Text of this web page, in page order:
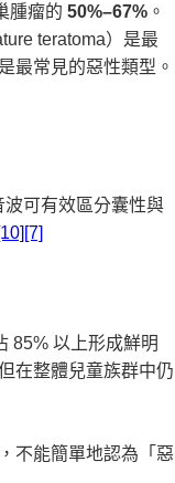
腫瘤的 50%–67% 。
teratoma）是最
最常見的惡性類型。
波可有效區分囊性與
[7]
85% 以上形成鮮明
在整體兒童族群中仍
，不能簡單地認為「惡